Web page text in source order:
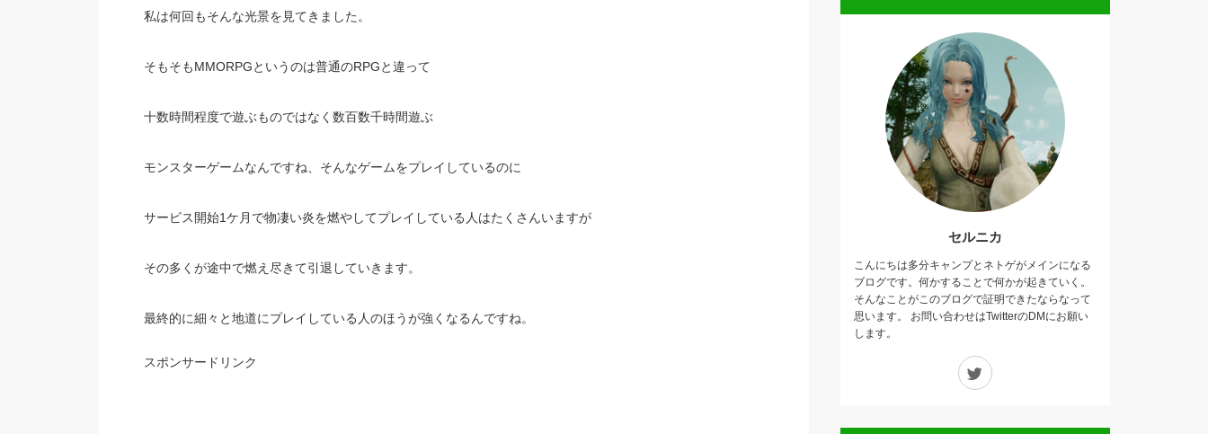
私は何回もそんな光景を見てきました。
そもそもMMORPGというのは普通のRPGと違って
十数時間程度で遊ぶものではなく数百数千時間遊ぶ
モンスターゲームなんですね、そんなゲームをプレイしているのに
サービス開始1ケ月で物凄い炎を燃やしてプレイしている人はたくさんいますが
その多くが途中で燃え尽きて引退していきます。
最終的に細々と地道にプレイしている人のほうが強くなるんですね。
スポンサードリンク
セルニカ
こんにちは多分キャンプとネトゲがメインになる
ブログです。何かすることで何かが起きていく。
そんなことがこのブログで証明できたならなって
思います。 お問い合わせはTwitterのDMにお願い
します。